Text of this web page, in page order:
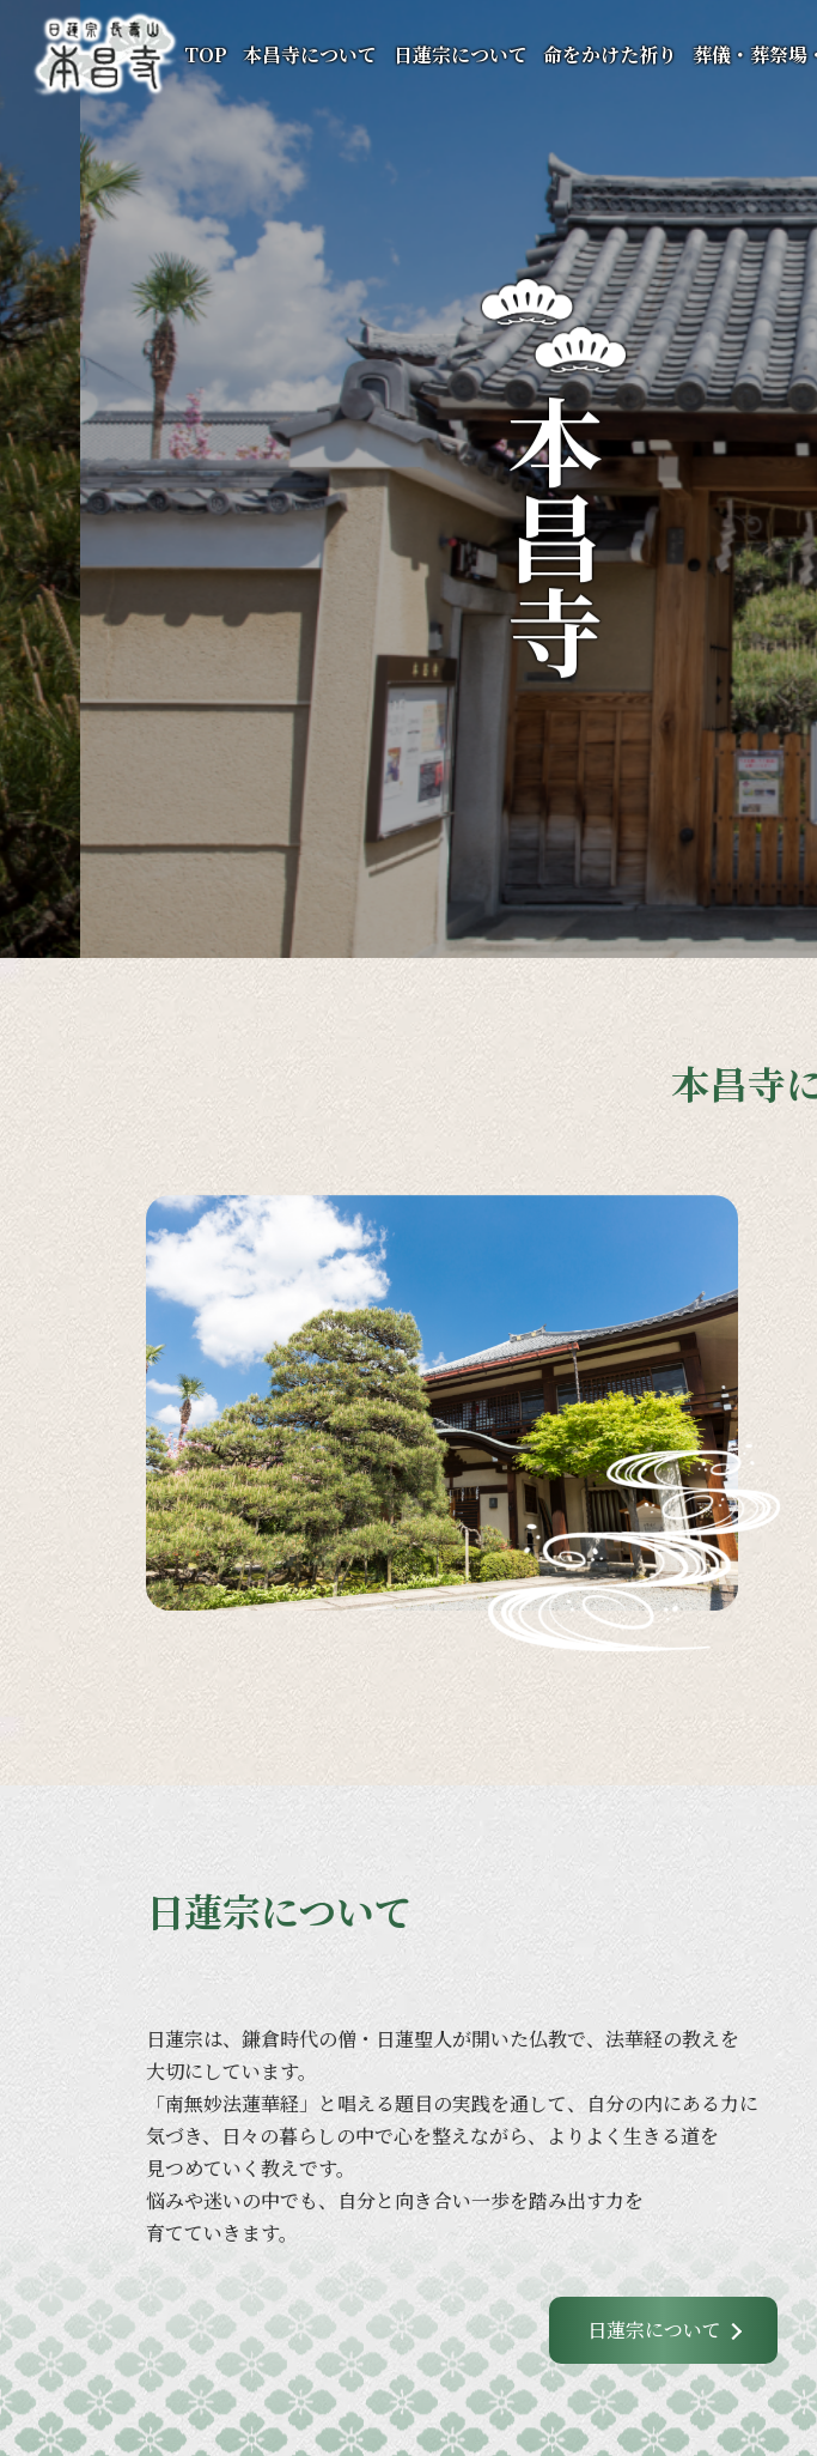
TOP 本昌寺について 日蓮宗について 命をかけた祈り 葬儀・葬祭場
本昌寺
本昌寺
日蓮宗について
日蓮宗は、 鎌倉時代の僧・日蓮聖人が開いた仏教で、 法華経の教えを
大切にしています。
「南無妙法蓮華経」と唱える題目の実践を通して、 自分の内にある力に
気づき、
日々の暮らしの中で心を整えながら、 より よく 生きる道を
見つめていく 教えです。
悩みや迷いの中でも、 自分と向き合い一歩を踏み出す力を
育てていきます。
日蓮宗について